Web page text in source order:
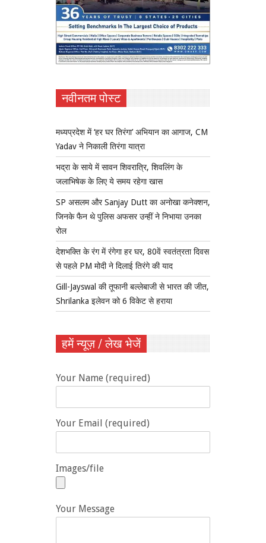
नवीनतम पोस्ट
मध्यप्रदेश में ‘हर घर तिरंगा’ अभियान का आगाज, CM
Yadav ने निकाली तिरंगा यात्रा
भद्रा के साये में सावन शिवरात्रि, शिवलिंग के
जलाभिषेक के लिए ये समय रहेगा खास
SP असलम और Sanjay Dutt का अनोखा कनेक्शन,
जिनके फैन थे पुलिस अफसर उन्हीं ने निभाया उनका
रोल
देशभक्ति के रंग में रंगेगा हर घर, 80वें स्वतंत्रता दिवस
से पहले PM मोदी ने दिलाई तिरंगे की याद
Gill-Jayswal की तूफानी बल्लेबाजी से भारत की जीत,
Shrilanka इलेवन को 6 विकेट से हराया
हमें न्यूज़ / लेख भेजें
Your Name (required)
Your Email (required)
Images/file
Your Message